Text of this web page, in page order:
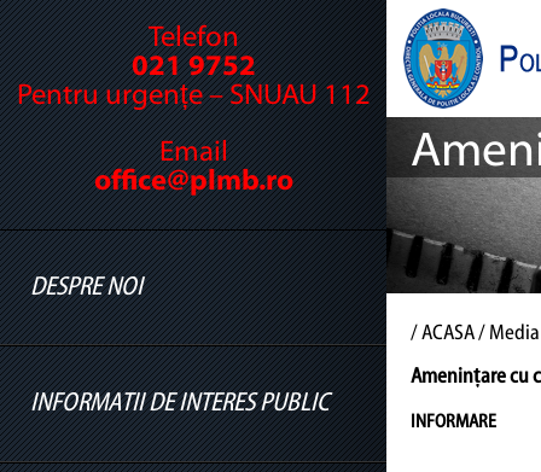
Telefon
021 9752
Pentru urgențe – SNUAU 112
Email
office@plmb.ro
DESPRE NOI
Cine suntem
Legislație
INFORMATII DE INTERES PUBLIC
/ ACASA/
Amenințare cu
INFORMARE